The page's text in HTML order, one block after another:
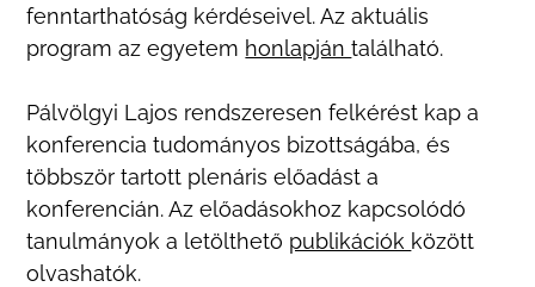
fenntarthatóság kérdéseivel. Az aktuális
program az egyetem honlapjántalálható.
Pálvölgyi Lajos rendszeresen felkérést kap a
konferencia tudományos bizottságába, és
többször tartott plenáris előadást a
konferencián. Az előadásokhoz kapcsolódó
tanulmányok a letölthető publikációk között
olvashatók.